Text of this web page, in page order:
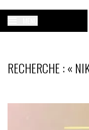
RECHERCHE : «